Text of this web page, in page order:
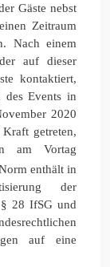
Gäste nebst
Zeitraum
Nach einem
auf dieser
kontaktiert,
des Events in
2020
getreten,
am Vortag
enthält in
der
28 IfSG und
auf eine